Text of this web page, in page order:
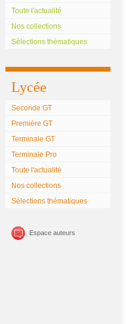
Toute l'actualité
Nos collections
Sélections thématiques
Lycée
Seconde GT
Première GT
Terminale GT
Terminale Pro
Toute l'actualité
Nos collections
Sélections thématiques
Espace auteurs